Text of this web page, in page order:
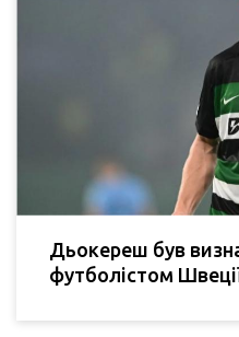
Дьокереш був
футболістом